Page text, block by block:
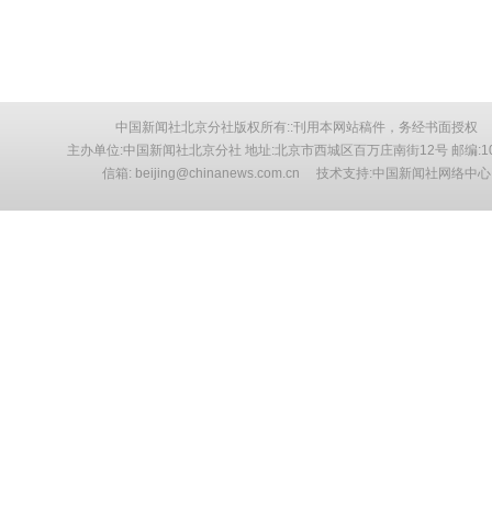
中国新闻社北京分社版权所有::刊用本网站稿件，务经书面授权
主办单位:中国新闻社北京分社 地址:北京市西城区百万庄南街12号 邮编
信箱: beijing@chinanews.com.cn 技术支持:中国新闻社网络中心